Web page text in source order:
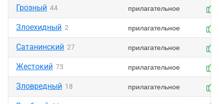
Грозный 44 прилагательное
Злоехидный 2 прилагательное
Сатанинский 27 прилагательное
Жестокий 73 прилагательное
Зловредный 18 прилагательное